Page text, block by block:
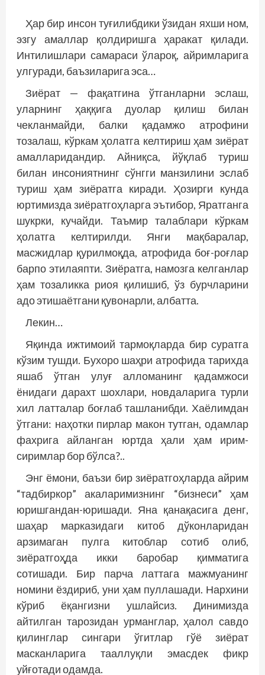
Ҳар бир инсон туғилибдики ўзидан яхши ном,
эзгу амаллар қолдиришга ҳаракат қилади.
Интилишлари самараси ўлароқ, айримларига
улгуради, баъзиларига эса…
Зиёрат — фақатгина ўтганларни эслаш,
уларнинг ҳаққига дуолар қилиш билан
чекланмайди, балки қадамжо атрофини
тозалаш, кўркам ҳолатга келтириш ҳам зиёрат
амалларидандир. Айниқса, йўқлаб туриш
билан инсониятнинг сўнгги манзилини эслаб
туриш ҳам зиёратга киради. Ҳозирги кунда
юртимизда зиёратгоҳларга эътибор, Яратганга
шукрки, кучайди. Таъмир талаблари кўркам
ҳолатга келтирилди. Янги мақбаралар,
масжидлар қурилмоқда, атрофида боғ-роғлар
барпо этилаяпти. Зиёратга, намозга келганлар
ҳам тозаликка риоя қилишиб, ўз бурчларини
адо этишаётгани қувонарли, албатта.
Лекин…
Яқинда ижтимоий тармоқларда бир суратга
кўзим тушди. Бухоро шаҳри атрофида тарихда
яшаб ўтган улуғ алломанинг қадамжоси
ёнидаги дарахт шохлари, новдаларига турли
хил латталар боғлаб ташланибди. Хаёлимдан
ўтгани: наҳотки пирлар макон тутган, одамлар
фахрига айланган юртда ҳали ҳам ирим-
сиримлар бор бўлса?..
Энг ёмони, баъзи бир зиёратгоҳларда айрим
“тадбиркор” акаларимизнинг “бизнеси” ҳам
юришгандан-юришади. Яна қанақасига денг,
шаҳар марказидаги китоб дўконларидан
арзимаган пулга китоблар сотиб олиб,
зиёратгоҳда икки баробар қимматига
сотишади. Бир парча латтага мажмуанинг
номини ёздириб, уни ҳам пуллашади. Нархини
кўриб ёқангизни ушлайсиз. Динимизда
айтилган тарозидан урманглар, ҳалол савдо
қилинглар сингари ўгитлар гўё зиё­рат
масканларига тааллуқли эмасдек фикр
уйғотади одамда.